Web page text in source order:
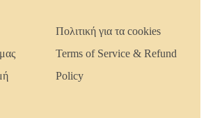
Πολιτική για τα cookies
Terms of Service & Refund
Policy